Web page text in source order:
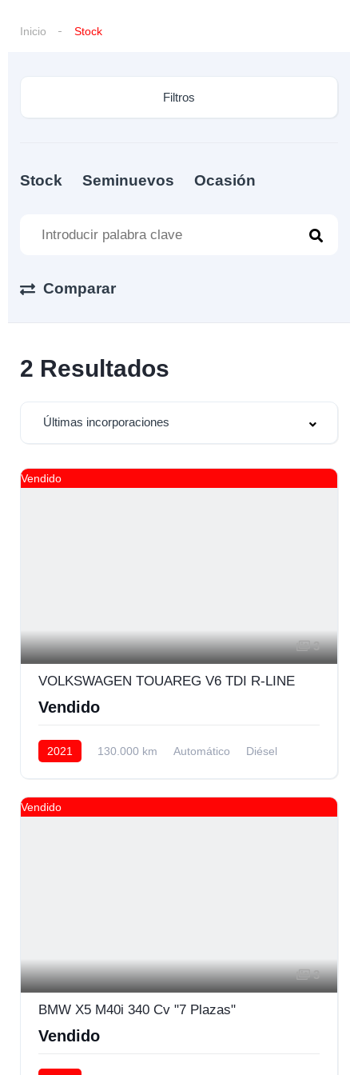
Inicio Stock
Filtros
Stock Seminuevos Ocasión
Comparar
2 Resultados
Últimas incorporaciones
Vendido
3
VOLKSWAGEN TOUAREG V6 TDI R-LINE
Vendido
2021 130.000 km Automático
Diésel
Vendido
3
BMW X5 M40i 340 Cv "7 Plazas"
Vendido